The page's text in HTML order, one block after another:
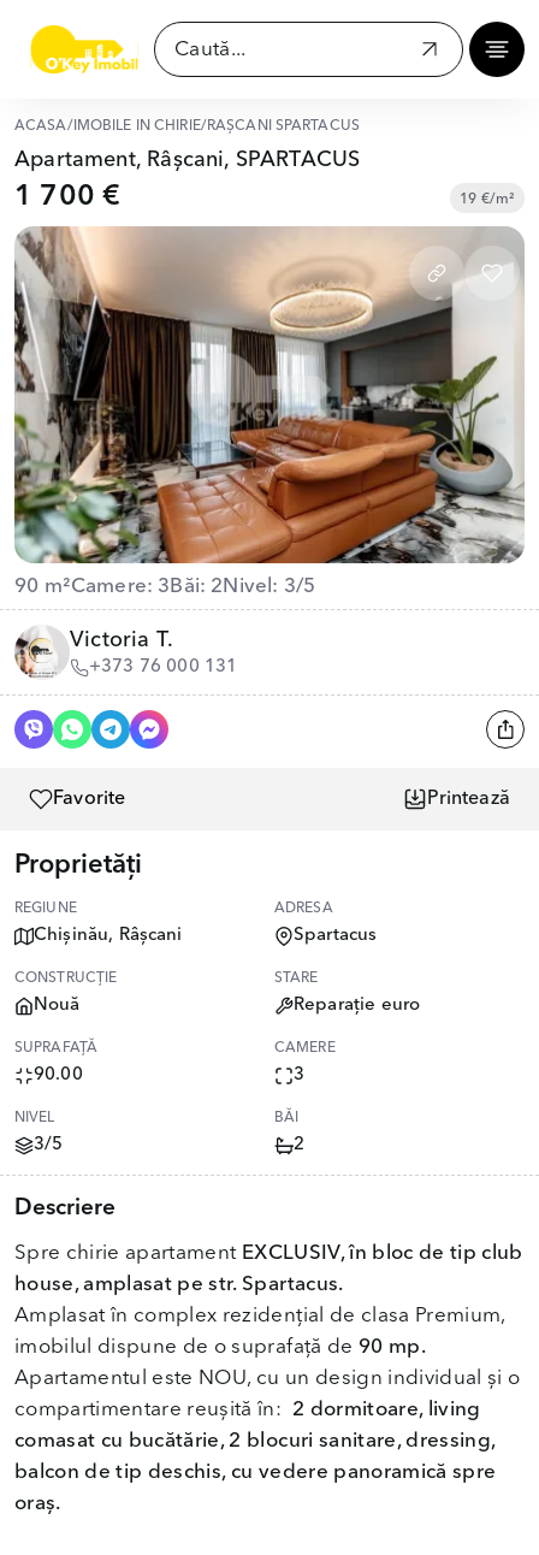
ACASĂ/ IMOBILE ÎN CHIRIE/ RÂȘCANI SPARTACUS
Apartament, Râșcani, SPARTACUS
1 700 € 19 €/m²
90 m²Camere: 3 Băi: 2 Nivel: 3/5
Victoria T.
+373 76 000 131
Favorite Printează
Proprietăți
REGIUNE
Chișinău, Râșcani
ADRESA
Spartacus
CONSTRUCȚIE
Nouă
STARE
Reparație euro
SUPRAFAȚĂ
90.00
CAMERE
3
NIVEL
3/5
BĂI
2
Descriere
Spre chirie apartament EXCLUSIV, în bloc de tip club
house, amplasat pe str. Spartacus.
Amplasat în complex rezidențial de clasa Premium,
imobilul dispune de o suprafață de 90 mp.
Apartamentul este NOU, cu un design individual și o
compartimentare reușită în: 2 dormitoare, living
comasat cu bucătărie, 2 blocuri sanitare, dressing,
balcon de tip deschis, cu vedere panoramică spre
oraș.